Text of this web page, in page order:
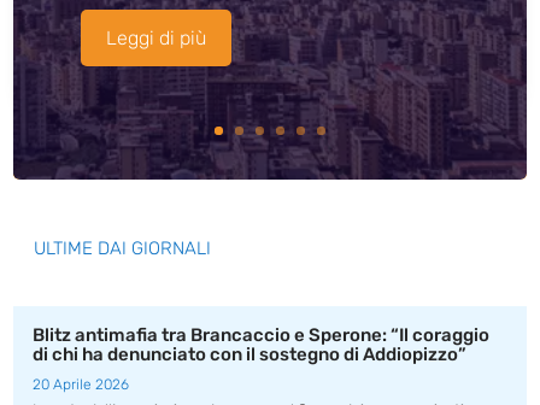
Leggi di più
ULTIME DAI GIORNALI
Blitz antimafia tra Brancaccio e Sperone: “Il coraggio
di chi ha denunciato con il sostegno di Addiopizzo”
20 Aprile 2026